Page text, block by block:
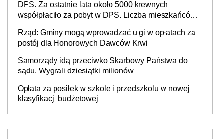
DPS. Za ostatnie lata około 5000 krewnych
współpłaciło za pobyt w DPS. Liczba mieszkańców
Rząd: Gminy mogą wprowadzać ulgi w opłatach za
postój dla Honorowych Dawców Krwi
Samorządy idą przeciwko Skarbowy Państwa do
sądu. Wygrali dziesiątki milionów
Opłata za posiłek w szkole i przedszkolu w nowej
klasyfikacji budżetowej